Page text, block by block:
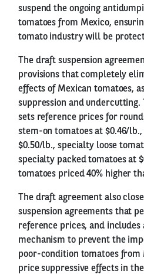
suspend the ongoing
tomatoes from Mexico,
tomato industry will be
The draft suspension
provisions that completely
effects of Mexican tomatoes,
suppression and
sets reference prices for
stem-on tomatoes at $0.46/
$0.50/lb., specialty loose
specialty packed tomatoes at
tomatoes priced 40% higher
The draft agreement also
suspension agreements that
reference prices, and
mechanism to prevent the
poor-condition tomatoes from
price suppressive effects in